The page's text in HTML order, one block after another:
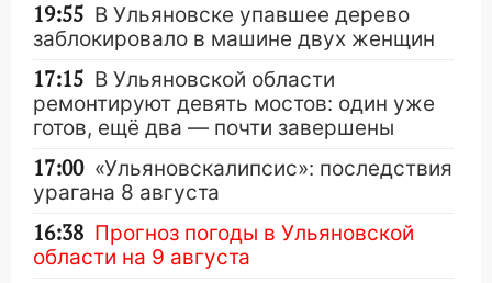
19:55 В Ульяновске упавшее дерево
заблокировало в машине двух женщин
17:15 В Ульяновской области
ремонтируют девять мостов: один уже
готов, ещё два — почти завершены
17:00 «Ульяновскалипсис»: последствия
урагана 8 августа
16:38 Прогноз погоды в Ульяновской
области на 9 августа